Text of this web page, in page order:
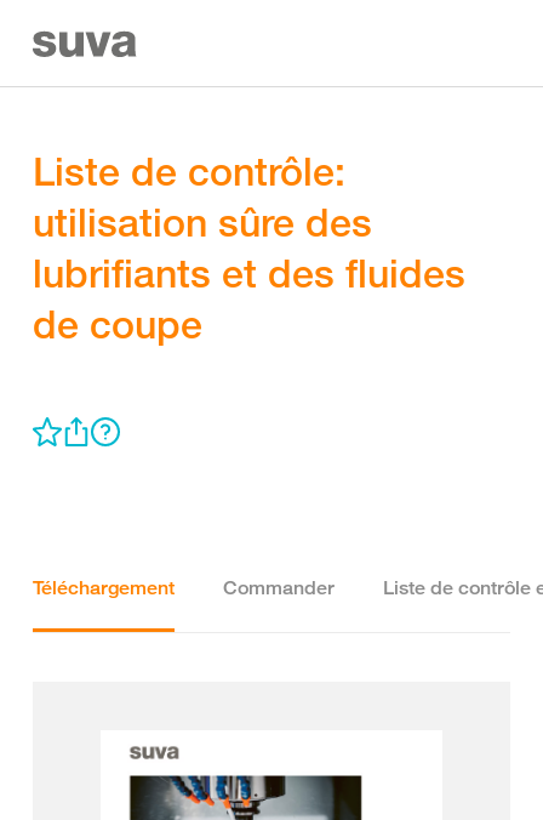
Liste de contrôle:
utilisation sûre des
lubrifiants et des fluides
de coupe
Téléchargement Commander Liste de contrôle